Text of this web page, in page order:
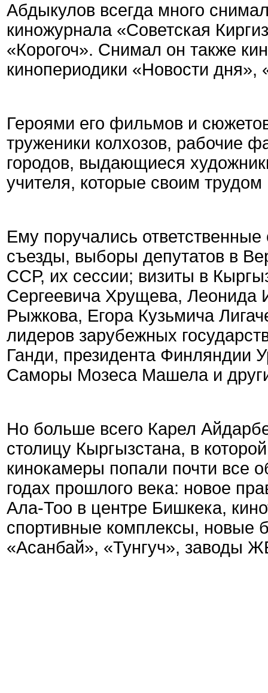
Абдыкулов всегда много
киножурнала «Советская
«Корогоч». Снимал он также
кинопериодики «Новости дня»,
Героями его фильмов и
труженики колхозов, рабочие
городов, выдающиеся
учителя, которые своим
Ему поручались
съезды, выборы депутатов в
ССР, их сессии; визиты в
Сергеевича Хрущева, Леонида
Рыжкова, Егора Кузьмича
лидеров зарубежных
Ганди, президента Финляндии
Саморы Мозеса Машела и
Но больше всего Карел
столицу Кыргызстана, в
кинокамеры попали почти все
годах прошлого века: новое
Ала-Тоо в центре Бишкека,
спортивные комплексы,
«Асанбай», «Тунгуч», заводы